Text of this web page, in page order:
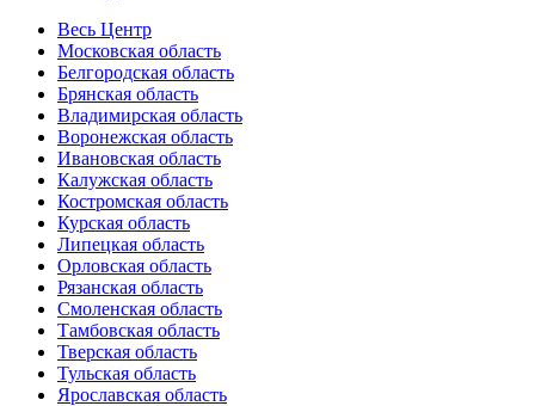
Весь Центр
Московская область
Белгородская область
Брянская область
Владимирская область
Воронежская область
Ивановская область
Калужская область
Костромская область
Курская область
Липецкая область
Орловская область
Рязанская область
Смоленская область
Тамбовская область
Тверская область
Тульская область
Ярославская область